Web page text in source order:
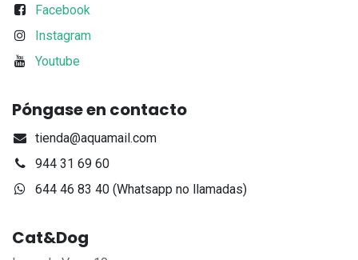
Facebook
Instagram
Youtube
Póngase en contacto
tienda@aquamail.com
944 31 69 60
644 46 83 40 (Whatsapp no llamadas)
Cat&Dog